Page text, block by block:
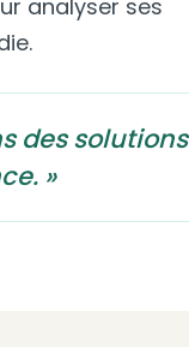
analyser ses
des solutions
»